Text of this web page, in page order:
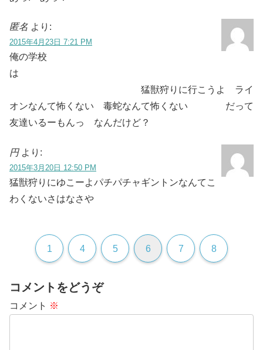
匿名 より:
2015年4月23日 7:21 PM
俺の学校
は
猛獣狩りに行こうよ ライ
オンなんて怖くない 毒蛇なんて怖くない だって
友達いるーもんっ なんだけど？
円 より:
2015年3月20日 12:50 PM
猛獣狩りにゆこーよパチパチャギントンなんてこ
わくないさはなさや
1 4 5 6 7 8
コメントをどうぞ
コメント ※